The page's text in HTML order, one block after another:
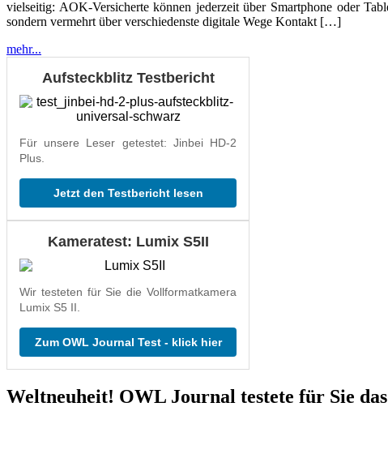
vielseitig: AOK-Versicherte können jederzeit über Smartphone oder
sondern vermehrt über verschiedenste digitale Wege Kontakt […]
mehr...
Aufsteckblitz Testbericht
Für unsere Leser getestet: Jinbei HD-2
Plus.
Jetzt den Testbericht lesen
Kameratest: Lumix S5II
Wir testeten für Sie die Vollformatkamera
Lumix S5 II.
Zum OWL Journal Test - klick hier
Weltneuheit! OWL Journal testete für Sie